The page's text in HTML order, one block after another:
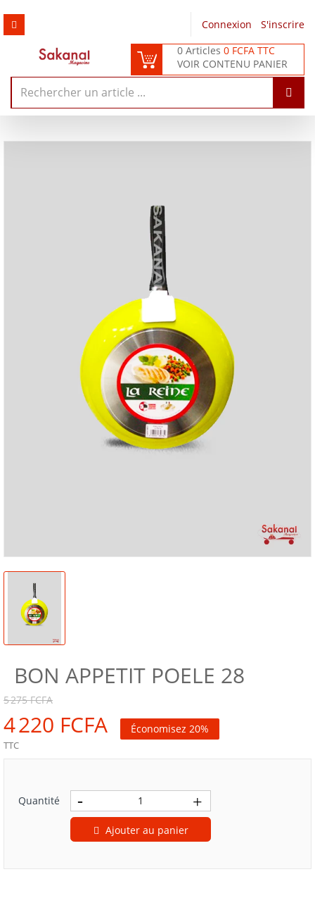
Connexion
S'inscrire
0 Articles0 FCFA TTC
VOIR CONTENU PANIER
BON APPETIT POELE 28
5 275 FCFA
4 220 FCFA Économisez 20%
TTC
Quantité
Ajouter au panier